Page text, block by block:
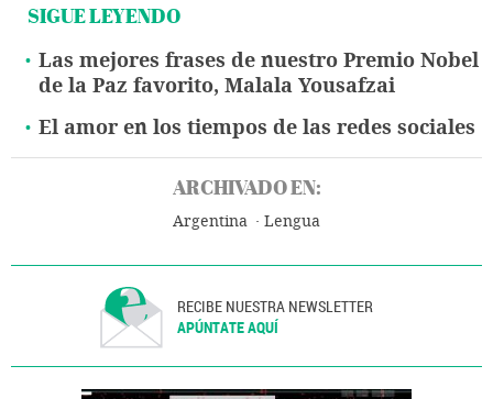
SIGUE LEYENDO
Las mejores frases de nuestro Premio Nobel
de la Paz favorito, Malala Yousafzai
El amor en los tiempos de las redes sociales
ARCHIVADO EN:
Argentina Lengua
RECIBE NUESTRA NEWSLETTER
APÚNTATE AQUÍ